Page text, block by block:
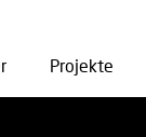
Projekte